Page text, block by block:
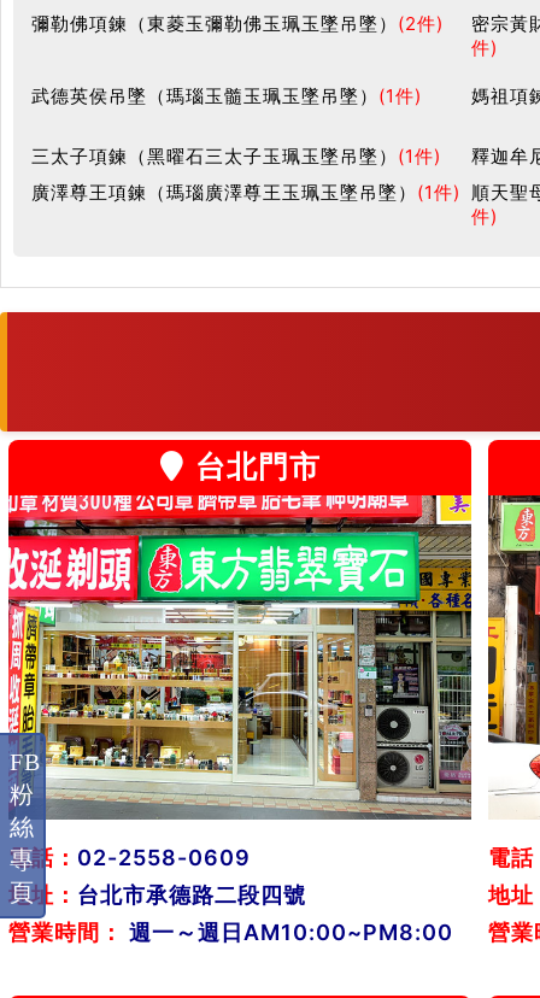
彌勒佛項鍊（東菱玉彌勒佛玉珮玉墜吊墜） (2件)
密宗黃
件)
武德英侯吊墜（瑪瑙玉髓玉珮玉墜吊墜） (1件) 媽祖項
三太子項鍊（黑曜石三太子玉珮玉墜吊墜） (1件)
釋迦牟
廣澤尊王項鍊（瑪瑙廣澤尊王玉珮玉墜吊墜） (1件)
順天聖
件)
台北門市
電話： 02-2558-0609
地址： 台北市承德路二段四號
營業時間：
週一～週日AM10:00~PM8:00
電話
地址
營業
FB
粉
絲
專
頁